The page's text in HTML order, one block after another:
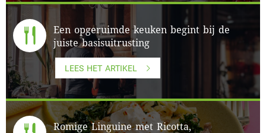
Een opgeruimde keuken begint bij de
juiste basisuitrusting
LEES HET ARTIKEL
Romige Linguine met Ricotta,